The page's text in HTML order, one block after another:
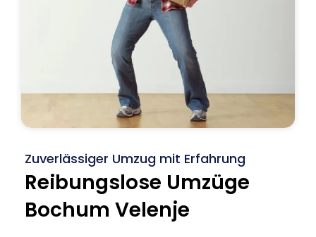
Zuverlässiger Umzug mit Erfahrung
Reibungslose Umzüge
Bochum Velenje